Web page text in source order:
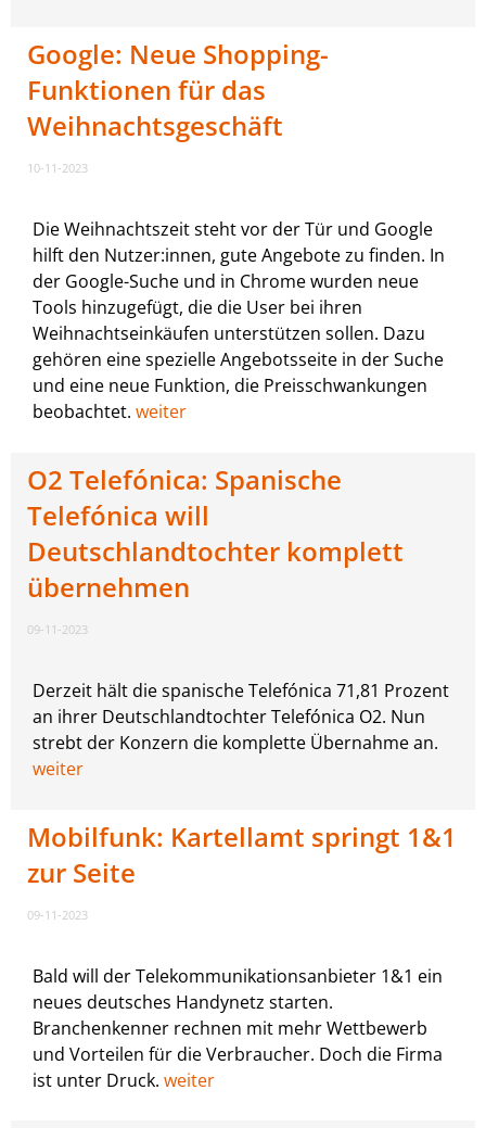
Google: Neue Shopping-
Funktionen für das
Weihnachtsgeschäft
10-11-2023
Die Weihnachtszeit steht vor der Tür und Google
hilft den Nutzer:innen, gute Angebote zu finden. In
der Google-Suche und in Chrome wurden neue
Tools hinzugefügt, die die User bei ihren
Weihnachtseinkäufen unterstützen sollen. Dazu
gehören eine spezielle Angebotsseite in der Suche
und eine neue Funktion, die Preisschwankungen
beobachtet. weiter
O2 Telefónica: Spanische
Telefónica will
Deutschlandtochter komplett
übernehmen
09-11-2023
Derzeit hält die spanische Telefónica 71,81 Prozent
an ihrer Deutschlandtochter Telefónica O2. Nun
strebt der Konzern die komplette Übernahme an.
weiter
Mobilfunk: Kartellamt springt 1&1
zur Seite
09-11-2023
Bald will der Telekommunikationsanbieter 1&1 ein
neues deutsches Handynetz starten.
Branchenkenner rechnen mit mehr Wettbewerb
und Vorteilen für die Verbraucher. Doch die Firma
ist unter Druck. weiter